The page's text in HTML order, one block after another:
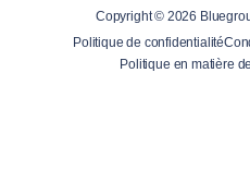
Copyright © 2026
Politique de confidentialité
Politique en matière